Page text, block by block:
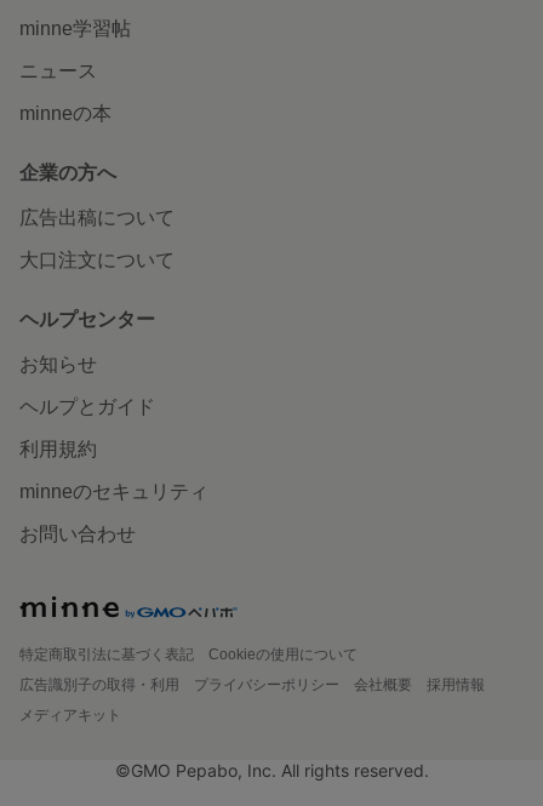
minne学習帖
ニュース
minneの本
企業の方へ
広告出稿について
大口注文について
ヘルプセンター
お知らせ
ヘルプとガイド
利用規約
minneのセキュリティ
お問い合わせ
特定商取引法に基づく表記
Cookieの使用について
広告識別子の取得・利用
プライバシーポリシー 会社概要
採用情報
メディアキット
©GMO Pepabo, Inc. All rights reserved.